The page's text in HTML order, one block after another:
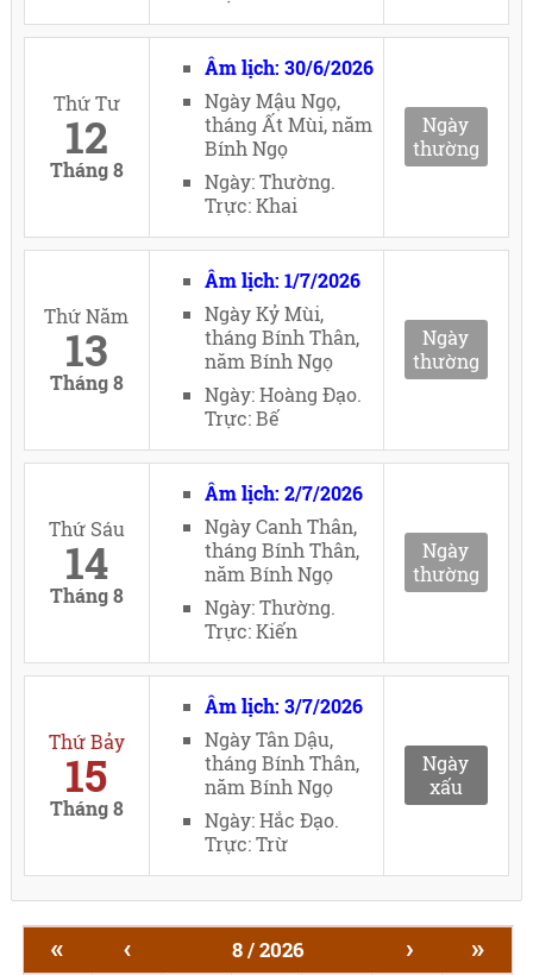
Thứ Tư
12
Tháng 8
Âm lịch: 30/6/2026
Ngày Mậu Ngọ,
tháng Ất Mùi, năm
Bính Ngọ
Ngày: Thường.
Trực: Khai
Ngày
thường
Thứ Năm
13
Tháng 8
Âm lịch: 1/7/2026
Ngày Kỷ Mùi,
tháng Bính Thân,
năm Bính Ngọ
Ngày: Hoàng Đạo.
Trực: Bế
Ngày
thường
Thứ Sáu
14
Tháng 8
Âm lịch: 2/7/2026
Ngày Canh Thân,
tháng Bính Thân,
năm Bính Ngọ
Ngày: Thường.
Trực: Kiến
Ngày
thường
Thứ Bảy
15
Tháng 8
Âm lịch: 3/7/2026
Ngày Tân Dậu,
tháng Bính Thân,
năm Bính Ngọ
Ngày: Hắc Đạo.
Trực: Trừ
Ngày
xấu
« ‹ 8 / 2026 › »